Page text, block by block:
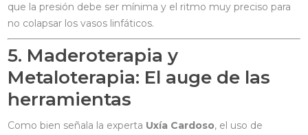
que la presión debe ser mínima y el ritmo muy preciso para
no colapsar los vasos linfáticos.
5. Maderoterapia y
Metaloterapia: El auge de las
herramientas
Como bien señala la experta Uxía Cardoso, el uso de